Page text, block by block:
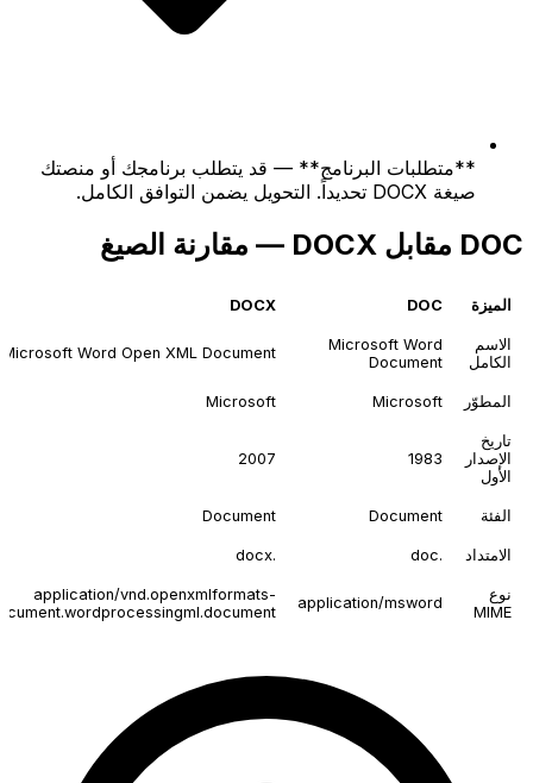
**متطلبات البرنامج** — قد يتطلب برنامجك أو منصتك
صيغة DOCX تحديداً. التحويل يضمن التوافق الكامل.
DOC مقابل DOCX — مقارنة الصيغ
الميزة DOC
DOCX
الاسم
الكامل
Microsoft Word
Document
Microsoft Word Open XML Document
المطوّر Microsoft
Microsoft
تاريخ
الإصدار
الأول
1983
2007
الفئة Document
Document
الامتداد .doc
.docx
نوع
MIME
application/msword
application/vnd.openxmlformats-